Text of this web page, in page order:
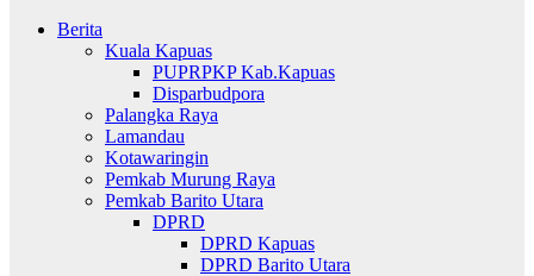
Berita
Kuala Kapuas
PUPRPKP Kab.Kapuas
Disparbudpora
Palangka Raya
Lamandau
Kotawaringin
Pemkab Murung Raya
Pemkab Barito Utara
DPRD
DPRD Kapuas
DPRD Barito Utara